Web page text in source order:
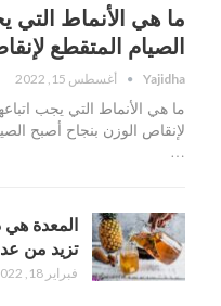
ما هي الأنماط التي
الصيام المتقطع
Yajidha أغسطس 15, 2022
ما هي الأنماط التي يجب
لإنقاص الوزن بنجاح أصبح
…
المعدة هي
تزيد من
فبراير 18, 2022